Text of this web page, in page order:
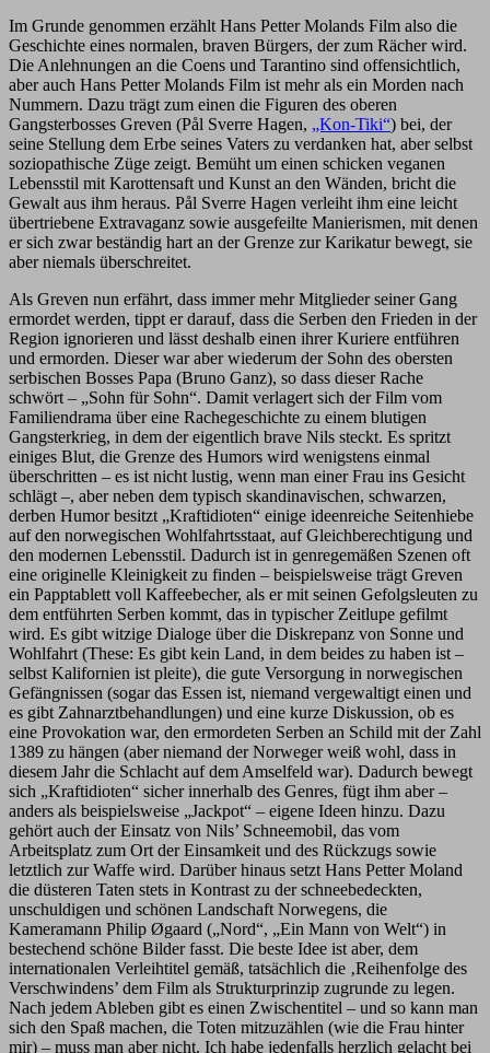
Im Grunde genommen erzählt Hans Petter Molands Film also die
Geschichte eines normalen, braven Bürgers, der zum Rächer wird.
Die Anlehnungen an die Coens und Tarantino sind offensichtlich,
aber auch Hans Petter Molands Film ist mehr als ein Morden nach
Nummern. Dazu trägt zum einen die Figuren des oberen
Gangsterbosses Greven (Pål Sverre Hagen, „Kon-Tiki“) bei, der
seine Stellung dem Erbe seines Vaters zu verdanken hat, aber selbst
soziopathische Züge zeigt. Bemüht um einen schicken veganen
Lebensstil mit Karottensaft und Kunst an den Wänden, bricht die
Gewalt aus ihm heraus. Pål Sverre Hagen verleiht ihm eine leicht
übertriebene Extravaganz sowie ausgefeilte Manierismen, mit denen
er sich zwar beständig hart an der Grenze zur Karikatur bewegt, sie
aber niemals überschreitet.
Als Greven nun erfährt, dass immer mehr Mitglieder seiner Gang
ermordet werden, tippt er darauf, dass die Serben den Frieden in der
Region ignorieren und lässt deshalb einen ihrer Kuriere entführen
und ermorden. Dieser war aber wiederum der Sohn des obersten
serbischen Bosses Papa (Bruno Ganz), so dass dieser Rache
schwört – „Sohn für Sohn“. Damit verlagert sich der Film vom
Familiendrama über eine Rachegeschichte zu einem blutigen
Gangsterkrieg, in dem der eigentlich brave Nils steckt. Es spritzt
einiges Blut, die Grenze des Humors wird wenigstens einmal
überschritten – es ist nicht lustig, wenn man einer Frau ins Gesicht
schlägt –, aber neben dem typisch skandinavischen, schwarzen,
derben Humor besitzt „Kraftidioten“ einige ideenreiche Seitenhiebe
auf den norwegischen Wohlfahrtsstaat, auf Gleichberechtigung und
den modernen Lebensstil. Dadurch ist in genregemäßen Szenen oft
eine originelle Kleinigkeit zu finden – beispielsweise trägt Greven
ein Papptablett voll Kaffeebecher, als er mit seinen Gefolgsleuten zu
dem entführten Serben kommt, das in typischer Zeitlupe gefilmt
wird. Es gibt witzige Dialoge über die Diskrepanz von Sonne und
Wohlfahrt (These: Es gibt kein Land, in dem beides zu haben ist –
selbst Kalifornien ist pleite), die gute Versorgung in norwegischen
Gefängnissen (sogar das Essen ist, niemand vergewaltigt einen und
es gibt Zahnarztbehandlungen) und eine kurze Diskussion, ob es
eine Provokation war, den ermordeten Serben an Schild mit der Zahl
1389 zu hängen (aber niemand der Norweger weiß wohl, dass in
diesem Jahr die Schlacht auf dem Amselfeld war). Dadurch bewegt
sich „Kraftidioten“ sicher innerhalb des Genres, fügt ihm aber –
anders als beispielsweise „Jackpot“ – eigene Ideen hinzu. Dazu
gehört auch der Einsatz von Nils’ Schneemobil, das vom
Arbeitsplatz zum Ort der Einsamkeit und des Rückzugs sowie
letztlich zur Waffe wird. Darüber hinaus setzt Hans Petter Moland
die düsteren Taten stets in Kontrast zu der schneebedeckten,
unschuldigen und schönen Landschaft Norwegens, die
Kameramann Philip Øgaard („Nord“, „Ein Mann von Welt“) in
bestechend schöne Bilder fasst. Die beste Idee ist aber, dem
internationalen Verleihtitel gemäß, tatsächlich die ‚Reihenfolge des
Verschwindens’ dem Film als Strukturprinzip zugrunde zu legen.
Nach jedem Ableben gibt es einen Zwischentitel – und so kann man
sich den Spaß machen, die Toten mitzuzählen (wie die Frau hinter
mir) – muss man aber nicht. Ich habe jedenfalls herzlich gelacht bei